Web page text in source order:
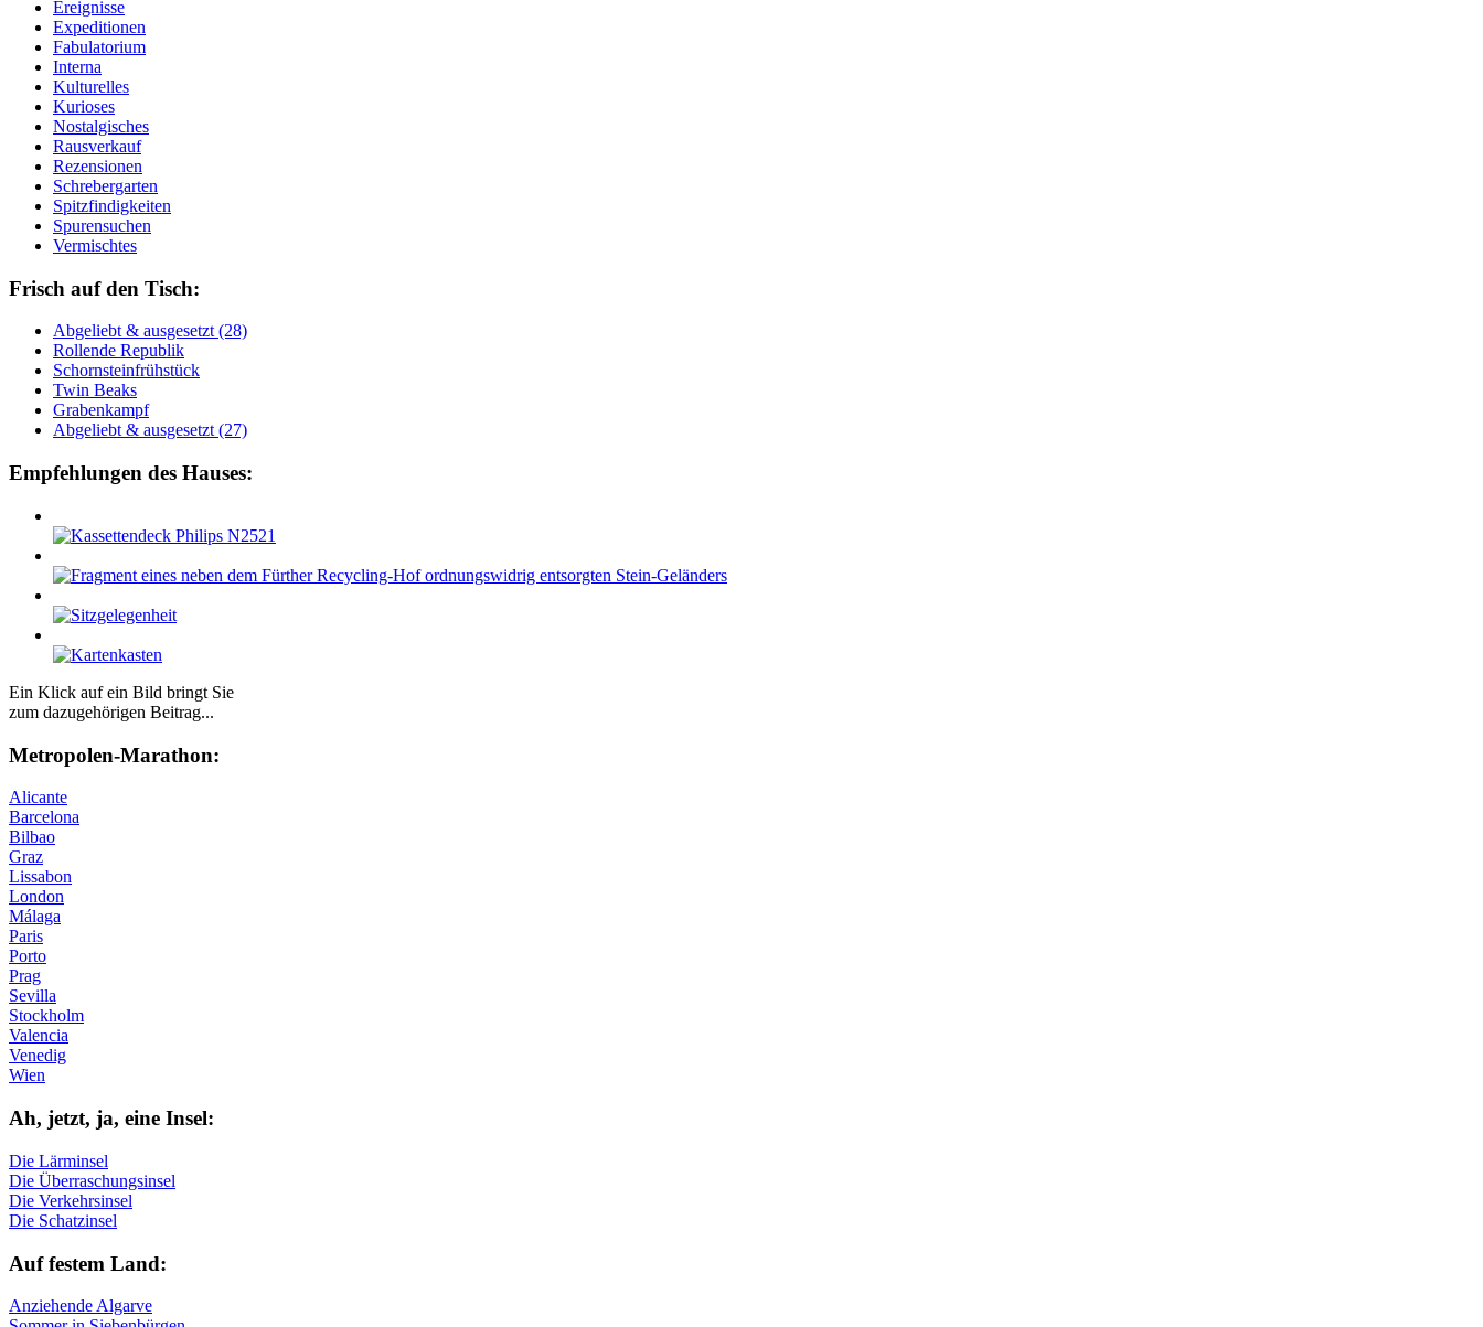
Ereignisse
Expeditionen
Fabulatorium
Interna
Kulturelles
Kurioses
Nostalgisches
Rausverkauf
Rezensionen
Schrebergarten
Spitzfindigkeiten
Spurensuchen
Vermischtes
Frisch auf den Tisch:
Ab­ge­liebt & aus­ge­setzt (28)
Rol­len­de Re­pu­blik
Schorn­stein­früh­stück
Twin Beaks
Gra­ben­kampf
Ab­ge­liebt & aus­ge­setzt (27)
Empfehlungen des Hauses:
Ein Klick auf ein Bild bringt Sie
zum dazugehörigen Beitrag...
Me­tro­po­len-Ma­ra­thon:
Alicante
Barcelona
Bilbao
Graz
Lissabon
London
Málaga
Paris
Porto
Prag
Sevilla
Stockholm
Valencia
Venedig
Wien
Ah, jetzt, ja, ei­ne In­sel:
Die Lärminsel
Die Überraschungsinsel
Die Verkehrsinsel
Die Schatzinsel
Auf fe­stem Land:
Anziehende Algarve